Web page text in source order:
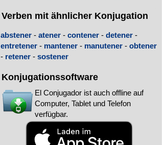
Verben mit ähnlicher Konjugation
abstener - atener - contener - detener -
entretener - mantener - manutener - obtener
- retener - sostener
Konjugationssoftware
El Conjugador ist auch offline auf
Computer, Tablet und Telefon
verfügbar.